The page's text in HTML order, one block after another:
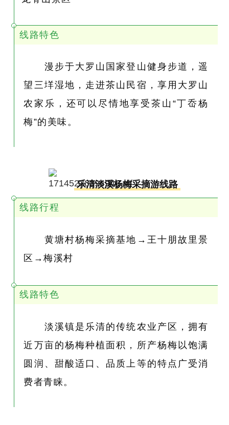
线路特色
漫步于大罗山国家登山健身步道，遥
望三垟湿地，走进茶山民宿，享用大罗山
农家乐，还可以尽情地享受茶山“丁岙杨
梅”的美味。
乐清淡溪杨梅采摘游线路
线路行程
黄塘村杨梅采摘基地→王十朋故里景
区→梅溪村
线路特色
淡溪镇是乐清的传统农业产区，拥有
近万亩的杨梅种植面积，所产杨梅以饱满
圆润、甜酸适口、品质上等的特点广受消
费者青睐。